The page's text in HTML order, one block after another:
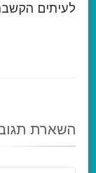
לעיתים
השארת